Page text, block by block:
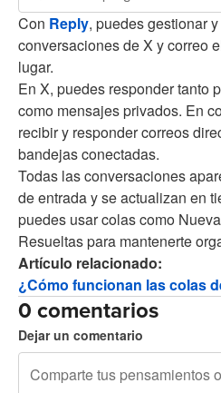
Con Reply, puedes gestionar
conversaciones de X y correo
lugar.
En X, puedes responder tanto
como mensajes privados. En
recibir y responder correos
bandejas conectadas.
Todas las conversaciones
de entrada y se actualizan en
puedes usar colas como
Resueltas para mantenerte
Artículo relacionado:
¿Cómo funcionan las colas
0 comentarios
Dejar un comentario